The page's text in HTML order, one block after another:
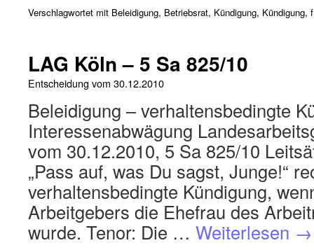
Verschlagwortet mit Beleidigung, Betriebsrat, Kündigung, Kündigung,
LAG Köln – 5 Sa 825/10
Entscheidung vom 30.12.2010
Beleidigung – verhaltensbedingte
Interessenabwägung
vom 30.12.2010, 5 Sa 825/10
„Pass auf, was Du sagst, Junge!“
verhaltensbedingte Kündigung,
Arbeitgebers die Ehefrau des
wurde. Tenor: Die … Weiterlesen →